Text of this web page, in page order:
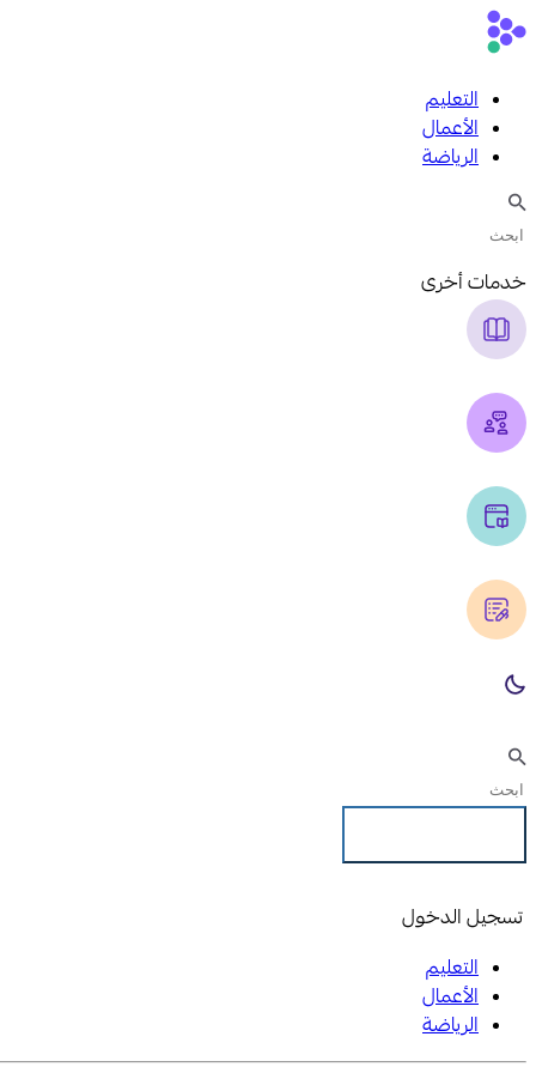
التعليم
الأعمال
الرياضة
خدمات أخرى
تسجيل الدخول
التعليم
الأعمال
الرياضة